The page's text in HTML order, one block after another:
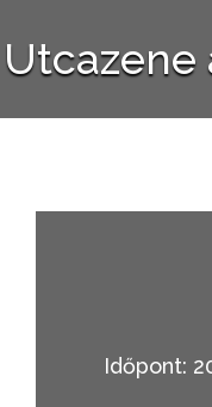
Utcazene
Időpont: